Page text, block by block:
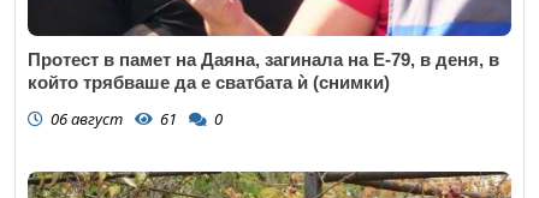
Протест в памет на Даяна, загинала на Е-79, в деня, в
който трябваше да е сватбата ѝ (снимки)
06 август 61 0